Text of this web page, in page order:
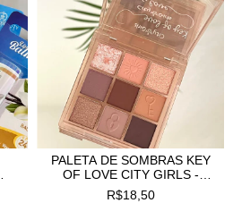
PALETA DE SOMBRAS KEY
OF LOVE CITY GIRLS -
REF:132601
R$18,50